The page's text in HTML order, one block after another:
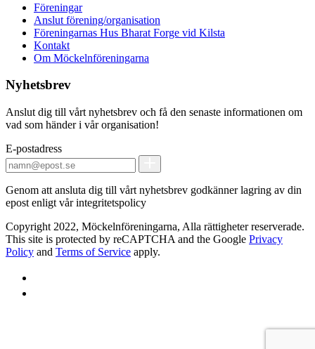
Föreningar
Anslut förening/organisation
Föreningarnas Hus Bharat Forge vid Kilsta
Kontakt
Om Möckelnföreningarna
Nyhetsbrev
Anslut dig till vårt nyhetsbrev och få den senaste informationen om
vad som händer i vår organisation!
E-postadress
Genom att ansluta dig till vårt nyhetsbrev godkänner lagring av din
epost enligt vår integritetspolicy
Copyright 2022, Möckelnföreningarna, Alla rättigheter reserverade.
This site is protected by reCAPTCHA and the Google Privacy
Policy and Terms of Service apply.